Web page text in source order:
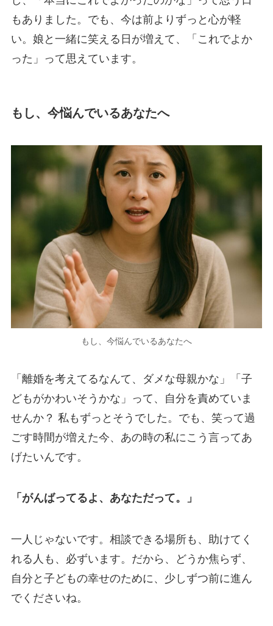
もありました。でも、今は前よりずっと心が軽
い。娘と一緒に笑える日が増えて、「これでよか
った」って思えています。
もし、今悩んでいるあなたへ
もし、今悩んでいるあなたへ
「離婚を考えてるなんて、ダメな母親かな」「子
どもがかわいそうかな」って、自分を責めていま
せんか？ 私もずっとそうでした。でも、笑って過
ごす時間が増えた今、あの時の私にこう言ってあ
げたいんです。
「がんばってるよ、あなただって。」
一人じゃないです。相談できる場所も、助けてく
れる人も、必ずいます。だから、どうか焦らず、
自分と子どもの幸せのために、少しずつ前に進ん
でくださいね。